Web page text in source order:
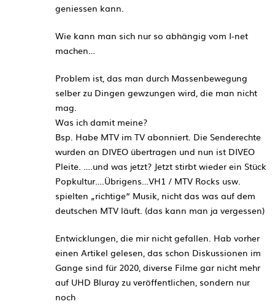
geniessen kann.
Wie kann man sich nur so abhängig vom I-net
machen…
Problem ist, das man durch Massenbewegung
selber zu Dingen gewzungen wird, die man nicht
mag.
Was ich damit meine?
Bsp. Habe MTV im TV abonniert. Die Senderechte
wurden an DIVEO übertragen und nun ist DIVEO
Pleite. ….und was jetzt? Jetzt stirbt wieder ein Stück
Popkultur….Übrigens…VH1 / MTV Rocks usw.
spielten „richtige“ Musik, nicht das was auf dem
deutschen MTV läuft. (das kann man ja vergessen)
Entwicklungen, die mir nicht gefallen. Hab vorher
einen Artikel gelesen, das schon Diskussionen im
Gange sind für 2020, diverse Filme gar nicht mehr
auf UHD Bluray zu veröffentlichen, sondern nur
noch